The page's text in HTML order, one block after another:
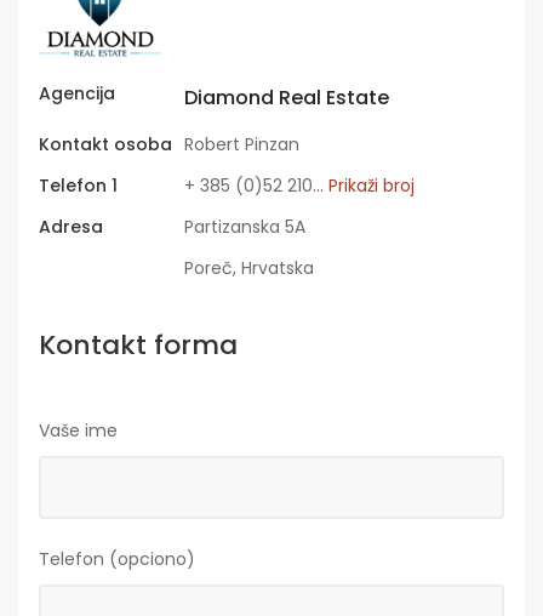
Agencija Diamond Real Estate
Kontakt osoba Robert Pinzan
Telefon 1
+ 385 (0)52 210... Prikaži broj
Adresa
Partizanska 5A
Poreč, Hrvatska
Kontakt forma
Vaše ime
Telefon (opciono)